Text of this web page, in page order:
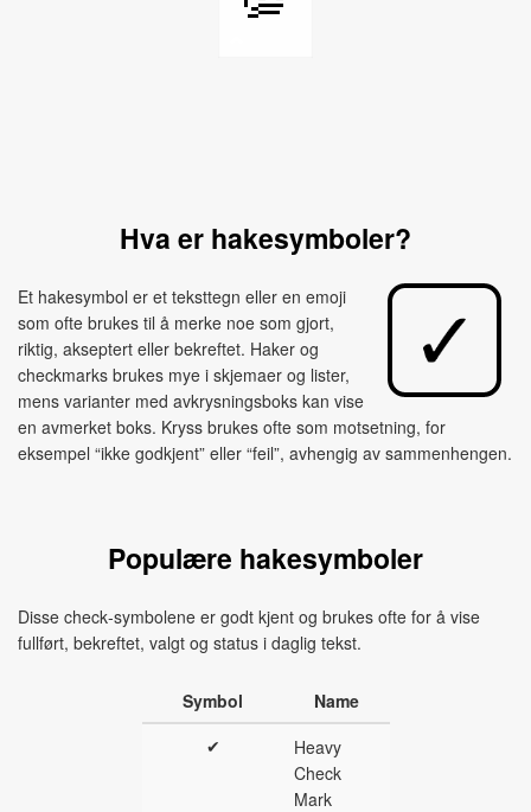
Hva er hakesymboler?
Et hakesymbol er et teksttegn eller en emoji
som ofte brukes til å merke noe som gjort,
riktig, akseptert eller bekreftet. Haker og
checkmarks brukes mye i skjemaer og lister,
mens varianter med avkrysningsboks kan vise
en avmerket boks. Kryss brukes ofte som motsetning, for
eksempel “ikke godkjent” eller “feil”, avhengig av sammenhengen.
Populære hakesymboler
Disse check‑symbolene er godt kjent og brukes ofte for å vise
fullført, bekreftet, valgt og status i daglig tekst.
Symbol
Name
✔
Heavy
Check
Mark